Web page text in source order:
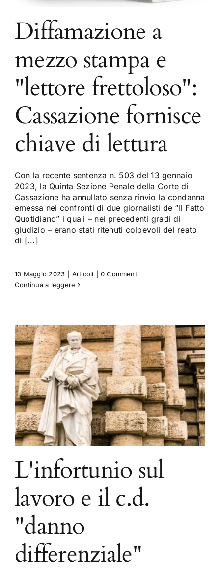
Diffamazione a
mezzo stampa e
"lettore frettoloso":
Cassazione fornisce
chiave di lettura
Con la recente sentenza n. 503 del 13 gennaio
2023, la Quinta Sezione Penale della Corte di
Cassazione ha annullato senza rinvio la condanna
emessa nei confronti di due giornalisti de “Il Fatto
Quotidiano” i quali – nei precedenti gradi di
giudizio – erano stati ritenuti colpevoli del reato
di [...]
10 Maggio 2023 Articoli
0 Commenti
Continua a leggere
L'infortunio sul
lavoro e il c.d.
"danno
differenziale"